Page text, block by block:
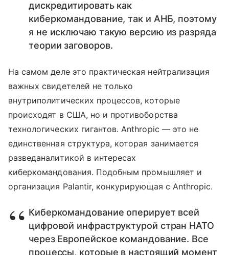
дискредитировать как
киберкомандование, так и АНБ, поэтому
я не исключаю такую версию из разряда
теории заговоров.
На самом деле это практическая нейтрализация
важных свидетелей не только
внутриполитических процессов, которые
происходят в США, но и противоборства
технологических гигантов. Anthropic — это не
единственная структура, которая занимается
разведаналитикой в интересах
киберкомандования. Подобным промышляет и
организация Palantir, конкурирующая с Anthropic.
Киберкомандование оперирует всей
цифровой инфраструктурой стран НАТО
через Европейское командование. Все
процессы, которые в настоящий момент